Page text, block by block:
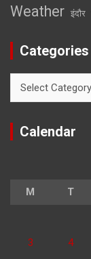
Weather इंदौर
Categories
Calendar
M T
3 4